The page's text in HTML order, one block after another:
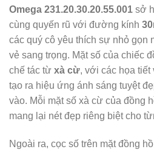
Omega 231.20.30.20.55.001 sở
cùng quyến rũ với đường kính
các quý cô yêu thích sự nhỏ gọn
vẻ sang trọng. Mặt số của chiếc
chế tác từ xà cừ, với các họa tiết
tạo ra hiệu ứng ánh sáng tuyệt
vào. Mỗi mặt số xà cừ của đồng
mang lại nét đẹp riêng biệt cho
Ngoài ra, cọc số trên mặt đồng